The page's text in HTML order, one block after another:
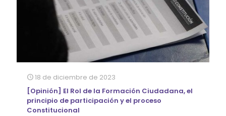
18 de diciembre de 2023
[Opinión] El Rol de la Formación Ciudadana, el
principio de participación y el proceso
Constitucional